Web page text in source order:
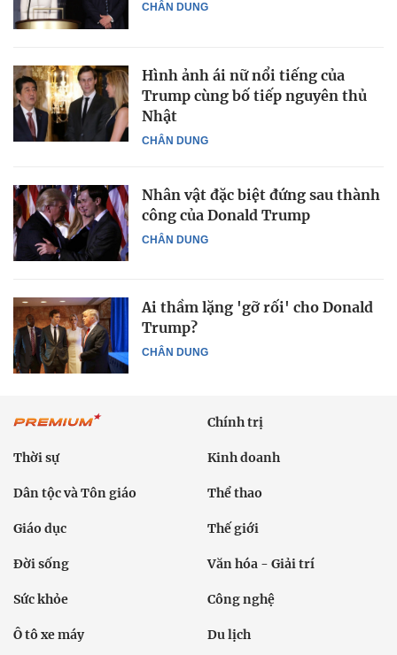
CHÂN DUNG
CHÂN DUNG
Hình ảnh ái nữ nổi tiếng của
Trump cùng bố tiếp nguyên thủ
Nhật
CHÂN DUNG
Nhân vật đặc biệt đứng sau thành
công của Donald Trump
CHÂN DUNG
Ai thầm lặng 'gỡ rối' cho Donald
Trump?
Chính trị
Thời sự Kinh doanh
Dân tộc và Tôn giáo Thể thao
Giáo dục Thế giới
Đời sống Văn hóa - Giải trí
Sức khỏe Công nghệ
Ô tô xe máy Du lịch